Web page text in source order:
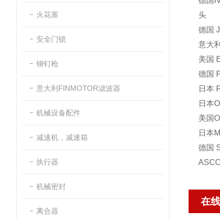
火花塞
安全门锁
铆钉枪
意大利FINMOTOR滤波器
机械设备配件
减速机，减速箱
执行器
机械密封
离合器
头
德国
意大
美国
德国
日本
日本
美国
日本
德国
在